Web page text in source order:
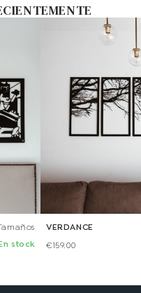
stock
VERDANCE
€159.00